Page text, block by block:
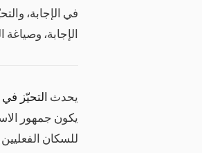
في الإجابة، والتحيّز في عدم
الإجابة، وصياغة الأسئلة.
التحيّز في التغطيةعندما لا
يكون جمهور الاستطلاع ممثلاً
للسكان الفعليين.